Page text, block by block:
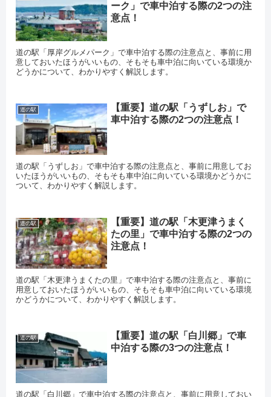
ーク」で車中泊する際の2つの注
意点！
道の駅「厚岸グルメパーク」で車中泊する際の注意点と、事前に用
意しておいたほうがいいもの、そもそも車中泊に向いている環境か
どうかについて、わかりやすく解説します。
道の駅
【重要】道の駅「うずしお」で
車中泊する際の2つの注意点！
道の駅「うずしお」で車中泊する際の注意点と、事前に用意してお
いたほうがいいもの、そもそも車中泊に向いている環境かどうかに
ついて、わかりやすく解説します。
道の駅
【重要】道の駅「木更津うまく
たの里」で車中泊する際の2つの
注意点！
道の駅「木更津うまくたの里」で車中泊する際の注意点と、事前に
用意しておいたほうがいいもの、そもそも車中泊に向いている環境
かどうかについて、わかりやすく解説します。
道の駅
【重要】道の駅「白川郷」で車
中泊する際の3つの注意点！
道の駅「白川郷」で車中泊する際の注意点と、事前に用意しておい